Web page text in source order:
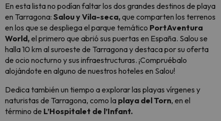
En esta lista no podían faltar los dos grandes destinos de playa
en Tarragona: Salou y Vila-seca,que comparten los terrenos
en los que se despliega el parque temático PortAventura
World,el primero que abrió sus puertas en España. Salou se
halla 10 km al suroeste de Tarragona y destaca por su oferta
de ocio nocturno y sus infraestructuras. ¡Compruébalo
alojándote en alguno de nuestros hoteles en Salou!
Dedica también un tiempo a explorar las playas vírgenes y
naturistas de Tarragona, como la playa del Torn, en el
término de L’Hospitalet de l’Infant.